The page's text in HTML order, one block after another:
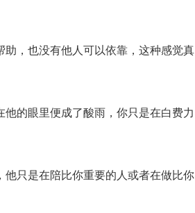
，也没有他人可以依靠，这种感觉真
的眼里便成了酸雨，你只是在白费力
只是在陪比你重要的人或者在做比你